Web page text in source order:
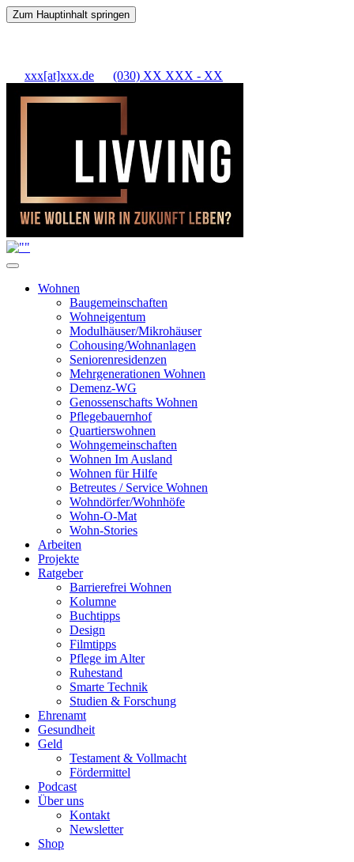
Zum Hauptinhalt springen
xxx[at]xxx.de (030) XX XXX - XX
Wohnen
Baugemeinschaften
Wohneigentum
Modulhäuser/Mikrohäuser
Cohousing/Wohnanlagen
Seniorenresidenzen
Mehrgenerationen Wohnen
Demenz-WG
Genossenschafts Wohnen
Pflegebauernhof
Quartierswohnen
Wohngemeinschaften
Wohnen Im Ausland
Wohnen für Hilfe
Betreutes / Service Wohnen
Wohndörfer/Wohnhöfe
Wohn-O-Mat
Wohn-Stories
Arbeiten
Projekte
Ratgeber
Barrierefrei Wohnen
Kolumne
Buchtipps
Design
Filmtipps
Pflege im Alter
Ruhestand
Smarte Technik
Studien & Forschung
Ehrenamt
Gesundheit
Geld
Testament & Vollmacht
Fördermittel
Podcast
Über uns
Kontakt
Newsletter
Shop